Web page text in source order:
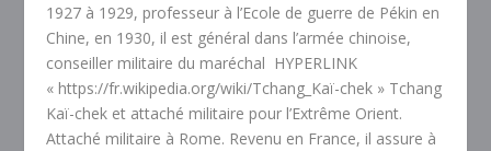
1927 à 1929, professeur à l’Ecole de guerre de Pékin en
Chine, en 1930, il est général dans l’armée chinoise,
conseiller militaire du maréchal HYPERLINK
« https://fr.wikipedia.org/wiki/Tchang_Kaï-chek » Tchang
Kaï-chek et attaché militaire pour l’Extrême Orient.
Attaché militaire à Rome. Revenu en France, il assure à